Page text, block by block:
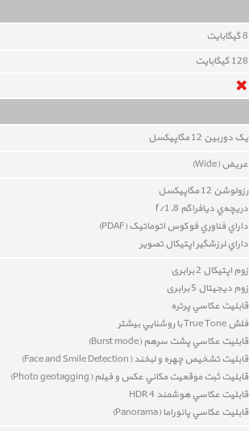
8گيگابايت
128 گیگابایت
یک دوربين 12
مگاپيکسل
عريض (Wide)
رزولوشن 12 مگاپيکسل
دريچه‌ي ديافراگم f/1.8
داراي فناوري فوکوس اتوماتيک (PDAF)
دارايلرزشگير اپتيکال تصوير
زوم اپتیکال 2 برابری
زوم دیجیتال 5 برابری
قابليت عکاسي پرتره
فلش True Tone با روشنايي بيشتر
قابليت عکاسي پشت سرهم (Burst mode)
قابليت تشخيص چهره و لبخند(
Face and Smile Detection
)
قابليت ثبت موقعيت مکاني عکس و فيلم (Photo geotagging)
قابليت عکاسي هوشمند HDR 4
قابليت عکاسي پانوراما (Panorama)